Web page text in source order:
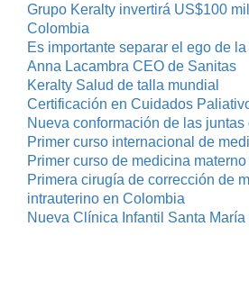
Grupo Keralty invertirá US$100
Colombia
Es importante separar el ego de
Anna Lacambra CEO de Sanitas
Keralty Salud de talla mundial
Certificación en Cuidados
Nueva conformación de las
Primer curso internacional de
Primer curso de medicina
Primera cirugía de corrección de
intrauterino en Colombia
Nueva Clínica Infantil Santa